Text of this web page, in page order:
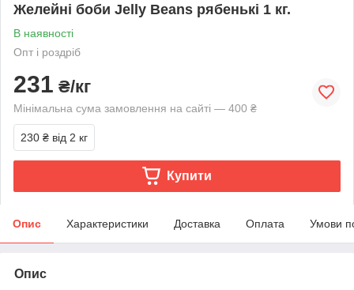
Желейні боби Jelly Beans рябенькі 1 кг.
В наявності
Опт і роздріб
231 ₴/кг
Мінімальна сума замовлення на сайті — 400 ₴
230 ₴ від 2 кг
Купити
Опис Характеристики Доставка Оплата Умови
Опис